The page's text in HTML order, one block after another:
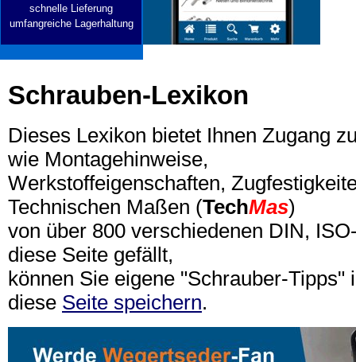
schnelle Lieferung
umfangreiche Lagerhaltung
Schrauben-Lexikon
Dieses Lexikon bietet Ihnen Zugang
wie Montagehinweise,
Werkstoffeigenschaften,
Technischen Maßen (TechMas)
von über 800 verschiedenen DIN,
diese Seite gefällt,
können Sie eigene "Schrauber-Tipps"
diese Seite speichern.